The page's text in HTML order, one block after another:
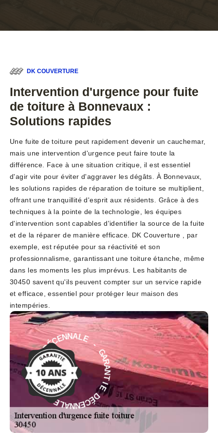
DK COUVERTURE
Intervention d'urgence pour fuite
de toiture à Bonnevaux :
Solutions rapides
Une fuite de toiture peut rapidement devenir un cauchemar,
mais une intervention d'urgence peut faire toute la
différence. Face à une situation critique, il est essentiel
d'agir vite pour éviter d'aggraver les dégâts. À Bonnevaux,
les solutions rapides de réparation de toiture se multiplient,
offrant une tranquillité d'esprit aux résidents. Grâce à des
techniques à la pointe de la technologie, les équipes
d'intervention sont capables d'identifier la source de la fuite
et de la réparer de manière efficace. DK Couverture , par
exemple, est réputée pour sa réactivité et son
professionnalisme, garantissant une toiture étanche, même
dans les moments les plus imprévus. Les habitants de
30450 savent qu'ils peuvent compter sur un service rapide
et efficace, essentiel pour protéger leur maison des
intempéries.
G
A
R
A
N
T
I
E
D
É
C
E
NNALE - GAR
A
N
T
I
E
D
É
C
E
N
N
A
L
E
-